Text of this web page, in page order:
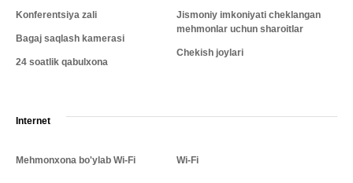
Konferentsiya zali
Bagaj saqlash kamerasi
24 soatlik qabulxona
Jismoniy imkoniyati cheklangan
mehmonlar uchun sharoitlar
Chekish joylari
Internet
Mehmonxona bo'ylab Wi-Fi Wi-Fi